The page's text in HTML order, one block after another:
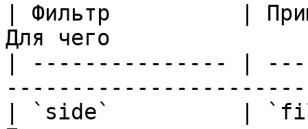
| Фильтр          |
Для чего
| --------------- |
| `side`          |